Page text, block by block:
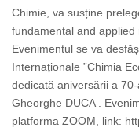
Chimie, va susține
fundamental and applied
Evenimentul se va
Internaționale ”Chimia
dedicată aniversării a
Gheorghe DUCA .
platforma ZOOM, link: